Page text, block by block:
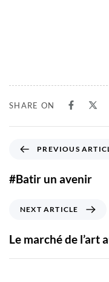
SHARE ON
PREVIOUS
#Batir un avenir
NEXT ARTICLE
Le marché de l’art